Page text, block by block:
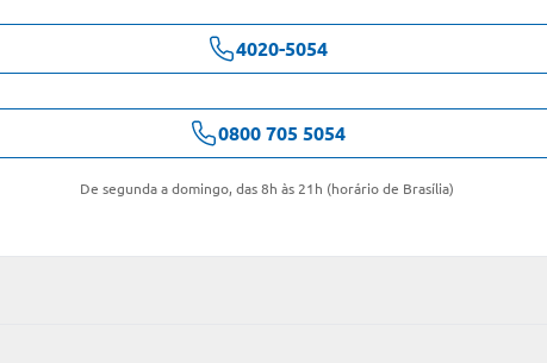
4020-5054
0800 705 5054
De segunda a domingo, das 8h às 21h (horário de Brasília)